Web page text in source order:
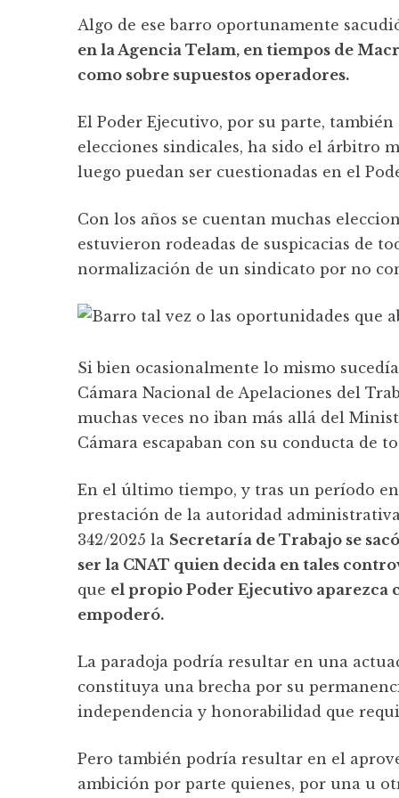
Algo de ese barro oportunamente
en la Agencia Telam, en tiempos de
como sobre supuestos operadores.
El Poder Ejecutivo, por su parte,
elecciones sindicales, ha sido el árbitro
luego puedan ser cuestionadas en el
Con los años se cuentan muchas
estuvieron rodeadas de suspicacias de
normalización de un sindicato por no
Si bien ocasionalmente lo mismo
Cámara Nacional de Apelaciones del
muchas veces no iban más allá del
Cámara escapaban con su conducta de
En el último tiempo, y tras un período
prestación de la autoridad
342/2025 la Secretaría de Trabajo se
ser la CNAT quien decida en tales
que el propio Poder Ejecutivo aparezca
empoderó.
La paradoja podría resultar en una
constituya una brecha por su
independencia y honorabilidad que
Pero también podría resultar en el
ambición por parte quienes, por una u